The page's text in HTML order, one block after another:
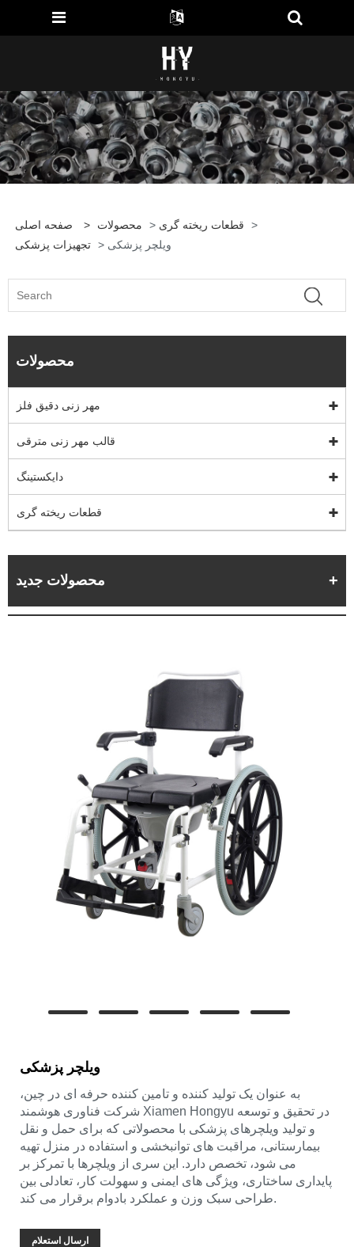
صفحه اصلی > محصولات > قطعات ریخته گری
>
تجهیزات پزشکی
> ویلچر پزشکی
محصولات
مهر زنی دقیق فلز
قالب مهر زنی مترقی
دایکستینگ
قطعات ریخته گری
محصولات جدید
ویلچر پزشکی
به عنوان یک تولید کننده و تامین کننده حرفه ای در چین،
شرکت فناوری هوشمند Xiamen Hongyu در تحقیق و توسعه
و تولید ویلچرهای پزشکی با محصولاتی که برای حمل و نقل
بیمارستانی، مراقبت های توانبخشی و استفاده در منزل تهیه
می شود، تخصص دارد. این سری از ویلچرها با تمرکز بر
پایداری ساختاری، ویژگی های ایمنی و سهولت کار، تعادلی بین
طراحی سبک وزن و عملکرد بادوام برقرار می کند.
ارسال استعلام